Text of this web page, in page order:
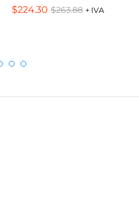
$224.30 $263.88 + IVA